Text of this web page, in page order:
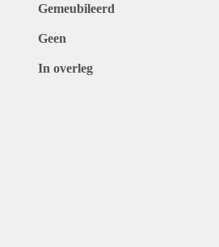
Gemeubileerd
Geen
In overleg